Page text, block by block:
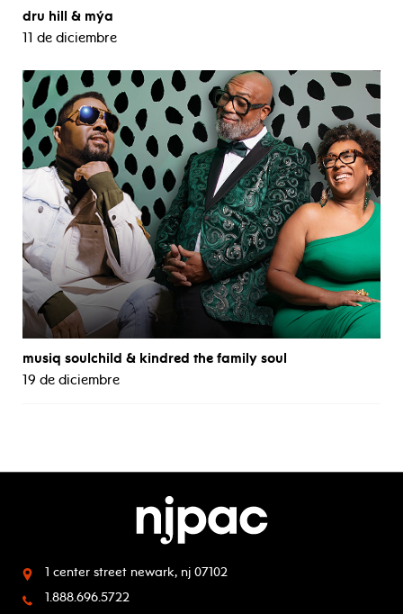
dru hill & mýa
11 de diciembre
musiq soulchild & kindred the family soul
19 de diciembre
1 center street newark, nj 07102
1.888.696.5722